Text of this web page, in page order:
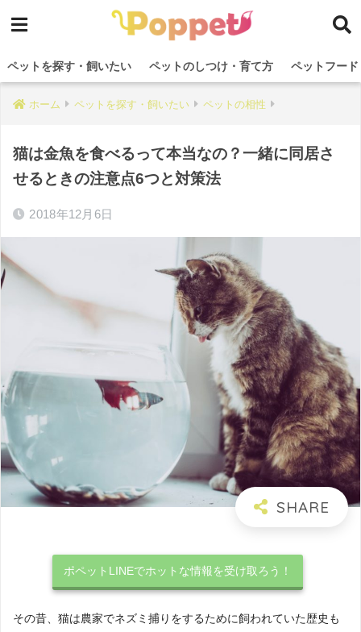
ペットを探す・飼いたい ペットのしつけ・育て方 ペットフー
ホーム ペットを探す・飼いたい ペットの相性
猫は金魚を食べるって本当なの？一緒に同居さ
せるときの注意点6つと対策法
2018年12月6日
ポペットLINEでホットな情報を受け取ろう！
その昔、猫は農家でネズミ捕りをするために飼われていた歴史も